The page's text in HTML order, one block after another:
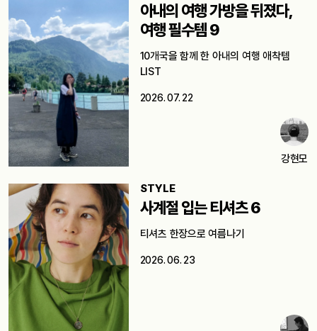
아내의 여행 가방을 뒤졌다,
여행 필수템 9
10개국을 함께 한 아내의 여행 애착템
LIST
2026. 07. 22
강현모
STYLE
사계절 입는 티셔츠 6
티셔츠 한장으로 여름나기
2026. 06. 23